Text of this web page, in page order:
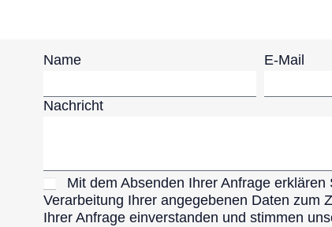
Name E-Mail
Nachricht
Mit dem Absenden Ihrer Anfrage erklären
Verarbeitung Ihrer angegebenen Daten zum
Ihrer Anfrage einverstanden und stimmen